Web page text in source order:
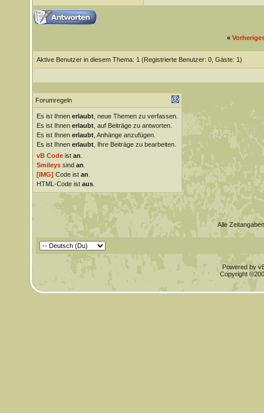
«
Aktive Benutzer in diesem Thema: 1 (Registrierte Benutzer: 0, Gäste: 1)
Forumregeln
Es ist Ihnen erlaubt, neue Themen zu verfassen.
Es ist Ihnen erlaubt, auf Beiträge zu antworten.
Es ist Ihnen erlaubt, Anhänge anzufügen.
Es ist Ihnen erlaubt, Ihre Beiträge zu bearbeiten.
vB Codeist an
Smileyssind an
[IMG] Code ist an
HTML-Code ist aus.
Alle
Powered by
Copyright